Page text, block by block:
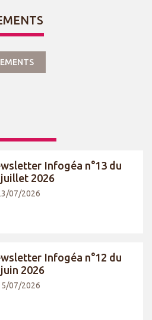
Infogéa n°13 du
juillet 2026
07/2026
Infogéa n°12 du
2026
07/2026